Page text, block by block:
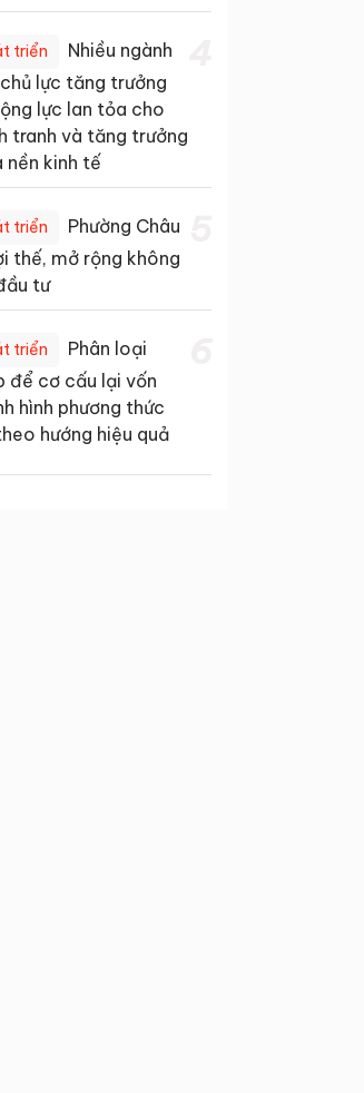
triển
Nhiều ngành
lực tăng trưởng
lực lan tỏa cho
tranh và tăng trưởng
nền kinh tế
triển
Phường Châu
thế, mở rộng không
tư
triển
Phân loại
để cơ cấu lại vốn
hình phương thức
hướng hiệu quả